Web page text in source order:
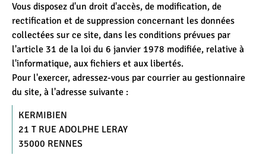
Vous disposez d'un droit d'accès, de modification, de
rectification et de suppression concernant les données
collectées sur ce site, dans les conditions prévues par
l'article 31 de la loi du 6 janvier 1978 modifiée, relative à
l'informatique, aux fichiers et aux libertés.
Pour l'exercer, adressez-vous par courrier au gestionnaire
du site, à l'adresse suivante :
KERMIBIEN
21 T RUE ADOLPHE LERAY
35000 RENNES